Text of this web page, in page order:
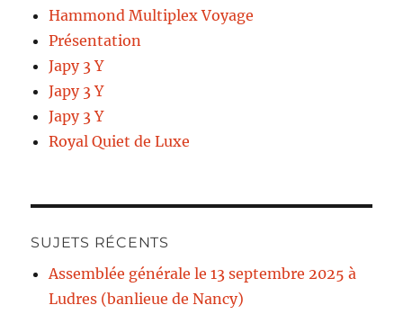
Hammond Multiplex Voyage
Présentation
Japy 3 Y
Japy 3 Y
Japy 3 Y
Royal Quiet de Luxe
SUJETS RÉCENTS
Assemblée générale le 13 septembre 2025 à
Ludres (banlieue de Nancy)